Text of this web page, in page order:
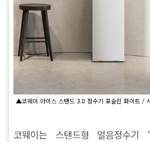
▲코웨이 아이스 스탠드 3.0 정수기 포슬린 화이트 /
코웨이는 스탠드형 얼음정수기